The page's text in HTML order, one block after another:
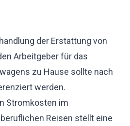
der Erstattung von
Arbeitgeber für das
zu Hause sollte nach
werden.
Stromkosten im
Reisen stellt eine